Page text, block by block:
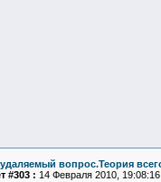
вопрос.Теория
#303 : 14 Февраля 2010,